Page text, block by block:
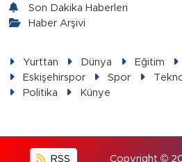
Son Dakika Haberleri
Haber Arşivi
Yurttan Dünya Eğitim
Eskişehirspor
Spor
Politika
Künye
RSS Copyright ©